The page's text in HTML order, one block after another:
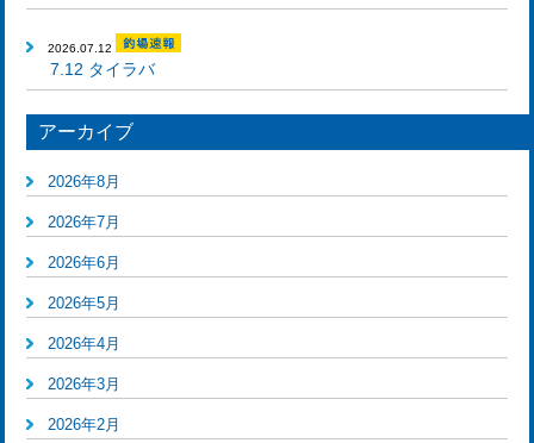
2026.07.12
7.12 タイラバ
アーカイブ
2026年8月
2026年7月
2026年6月
2026年5月
2026年4月
2026年3月
2026年2月